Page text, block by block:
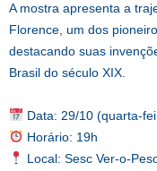
A mostra apresenta a
Florence, um dos
destacando suas
Brasil do século XIX.
Data: 29/10 (quarta-
Horário: 19h
Local: Sesc Ver-o-